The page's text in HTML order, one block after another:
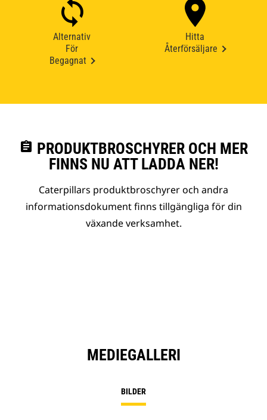
Alternativ
För
Begagnat
Hitta
Återförsäljare
assignment PRODUKTBROSCHYRER OCH MER
FINNS NU ATT LADDA NER!
Caterpillars produktbroschyrer och andra
informationsdokument finns tillgängliga för din
växande verksamhet.
MEDIEGALLERI
BILDER